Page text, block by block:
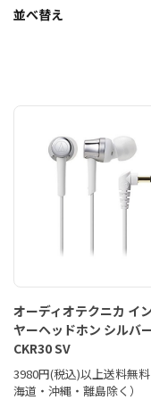
並べ替え
オーディオテクニカ イ
ヤーヘッドホン シルバ
CKR30 SV
3980円(税込)以上送料無
海道・沖縄・離島除く）